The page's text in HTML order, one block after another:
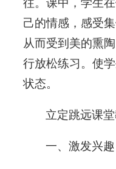
己的情感，感受
从而受到美的熏
行放松练习。使
状态。
立定跳远课
一、激发兴趣